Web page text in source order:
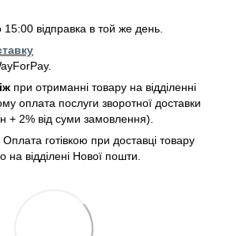
відправка в той же день.
при отриманні товару на відділенні
оплата послуги зворотної доставки
+ 2% від суми замовлення).
. Оплата готівкою при доставці товару
на відділені Нової пошти.